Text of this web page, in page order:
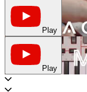
Play
Play